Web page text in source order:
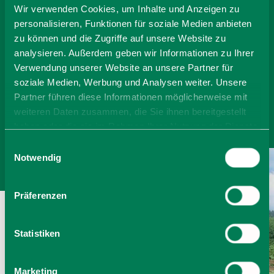
Wir verwenden Cookies, um Inhalte und Anzeigen zu
personalisieren, Funktionen für soziale Medien anbieten
zu können und die Zugriffe auf unsere Website zu
analysieren. Außerdem geben wir Informationen zu Ihrer
Verwendung unserer Website an unsere Partner für
soziale Medien, Werbung und Analysen weiter. Unsere
Partner führen diese Informationen möglicherweise mit
weiteren Daten zusammen, die Sie ihnen bereitgestellt
Cookies, wenn Sie unsere Webseite weiterhin nutzen.
Notwendig
Präferenzen
Statistiken
Marketing
Anzahl Personen
Zimmer finden